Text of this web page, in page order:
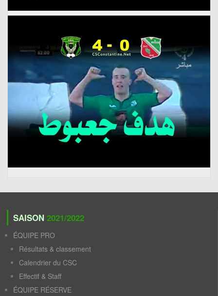
SAISON 2021/2022
ÉQUIPE PRO
Résultats & classement
Calendrier du CSC
Effectif & Staff
ÉQUIPE RÉSERVE